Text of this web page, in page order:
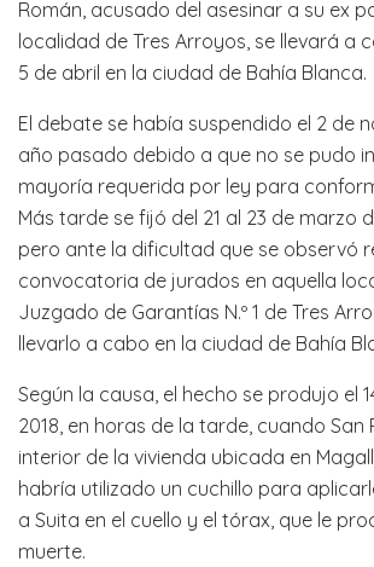
Román, acusado del asesinar a su ex
localidad de Tres Arroyos, se llevará a
5 de abril en la ciudad de Bahía Blanca.
El debate se había suspendido el 2 de
año pasado debido a que no se pudo
mayoría requerida por ley para
Más tarde se fijó del 21 al 23 de marzo
pero ante la dificultad que se observó
convocatoria de jurados en aquella
Juzgado de Garantías N.º 1 de Tres
llevarlo a cabo en la ciudad de Bahía
Según la causa, el hecho se produjo el
2018, en horas de la tarde, cuando San
interior de la vivienda ubicada en
habría utilizado un cuchillo para
a Suita en el cuello y el tórax, que le
muerte.